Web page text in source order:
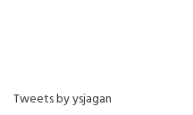
Tweets by ysjagan